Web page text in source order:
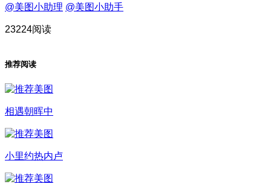
@美图小助理 @美图小助手
23224阅读
推荐阅读
相遇朝晖中
小里约热内卢